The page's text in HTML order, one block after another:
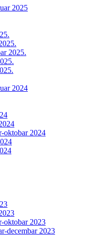
2025
2025.
2024
oktobar 2024
oktobar 2023
decembar 2023